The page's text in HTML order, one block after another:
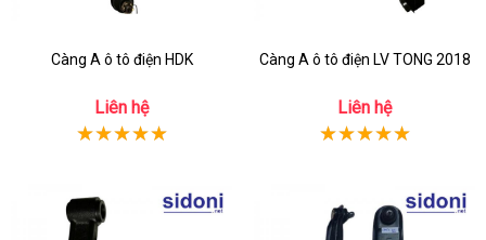
Càng A ô tô điện HDK
Liên hệ
Càng A ô tô điện LV TONG 2018
Liên hệ